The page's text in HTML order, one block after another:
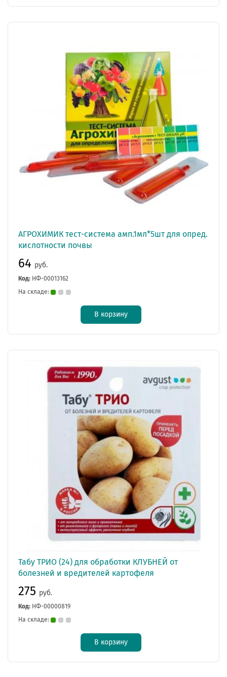
АГРОХИМИК тест-система амп.1мл*5шт для опред.
кислотности почвы
64 руб.
Код: НФ-00013162
На складе:
В корзину
Табу ТРИО (24) для обработки КЛУБНЕЙ от
болезней и вредителей картофеля
275 руб.
Код: НФ-00000819
На складе:
В корзину